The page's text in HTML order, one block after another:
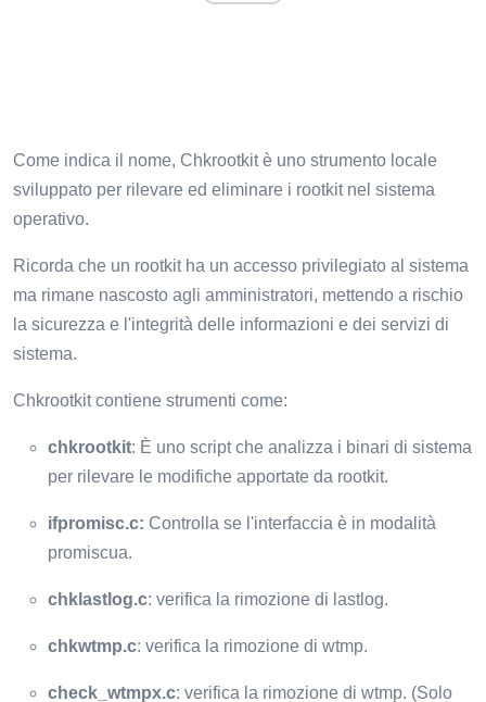
Come indica il nome, Chkrootkit è uno strumento locale
sviluppato per rilevare ed eliminare i rootkit nel sistema
operativo.
Ricorda che un rootkit ha un accesso privilegiato al sistema
ma rimane nascosto agli amministratori, mettendo a rischio
la sicurezza e l'integrità delle informazioni e dei servizi di
sistema.
Chkrootkit contiene strumenti come:
chkrootkit: È uno script che analizza i binari di sistema
per rilevare le modifiche apportate da rootkit.
ifpromisc.c: Controlla se l'interfaccia è in modalità
promiscua.
chklastlog.c: verifica la rimozione di lastlog.
chkwtmp.c: verifica la rimozione di wtmp.
check_wtmpx.c: verifica la rimozione di wtmp. (Solo